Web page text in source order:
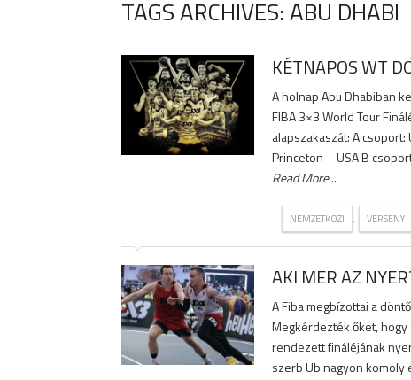
TAGS ARCHIVES: ABU DHABI
KÉTNAPOS WT
A holnap Abu Dhabiban
FIBA 3×3 World Tour
alapszakaszát: A
Princeton – USA B
Read More...
| NEMZETKÖZI , VERSENY
AKI MER AZ
A Fiba megbízottai a
Megkérdezték őket, hogy
rendezett fináléjának
szerb Ub nagyon